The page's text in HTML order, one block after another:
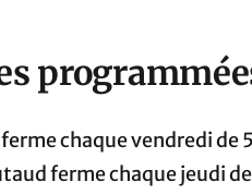
chaque vendredi de
ferme chaque jeudi